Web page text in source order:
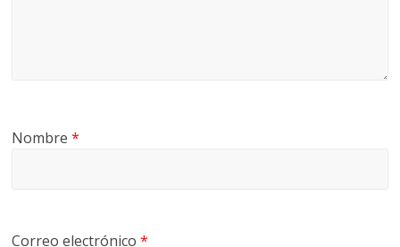
Nombre*
Correo electrónico*